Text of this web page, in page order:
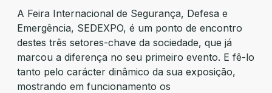
A Feira Internacional de Segurança, Defesa e
Emergência, SEDEXPO, é um ponto de encontro
destes três setores-chave da sociedade, que já
marcou a diferença no seu primeiro evento. E fê-lo
tanto pelo carácter dinâmico da sua exposição,
mostrando em funcionamento os